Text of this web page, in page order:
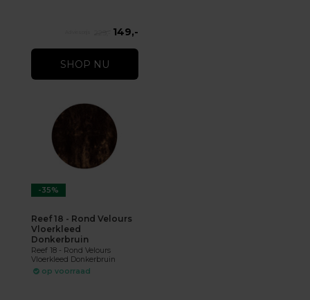
149,-
SHOP NU
-35%
Reef 18 - Rond Velours
Vloerkleed
Donkerbruin
Reef 18 - Rond Velours
Vloerkleed Donkerbruin
op voorraad